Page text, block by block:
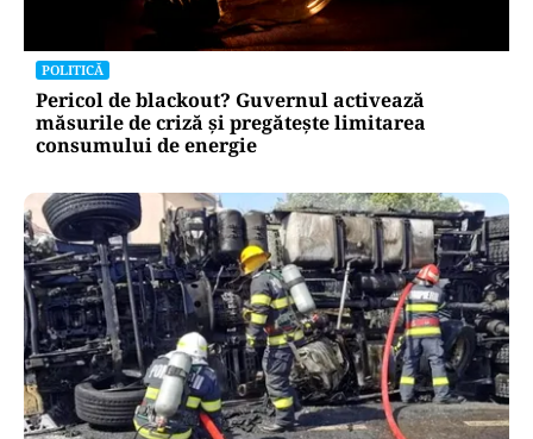
POLITICĂ
Pericol de blackout? Guvernul activează
măsurile de criză și pregătește limitarea
consumului de energie